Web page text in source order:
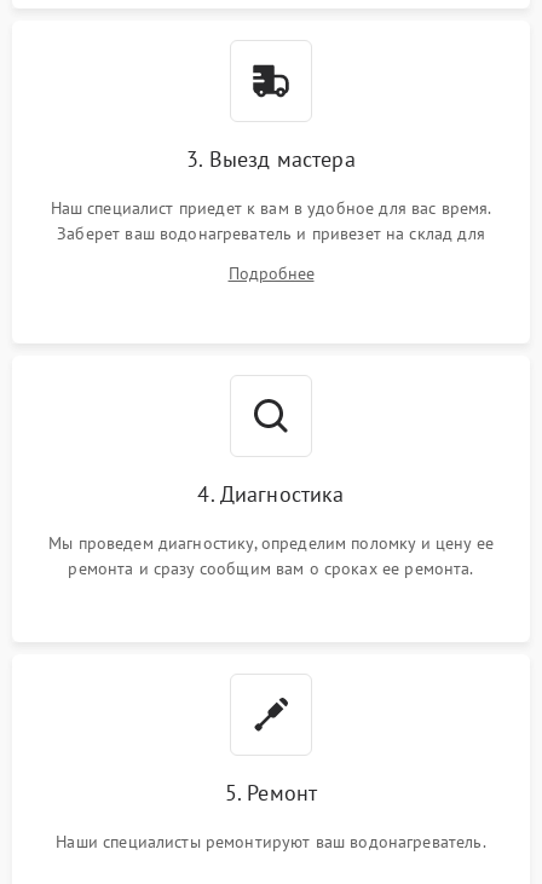
3. Выезд мастера
Наш специалист приедет к вам в удобное для вас время.
Заберет ваш водонагреватель и привезет на склад для
Подробнее
4. Диагностика
Мы проведем диагностику, определим поломку и цену ее
ремонта и сразу сообщим вам о сроках ее ремонта.
5. Ремонт
Наши специалисты ремонтируют ваш водонагреватель.